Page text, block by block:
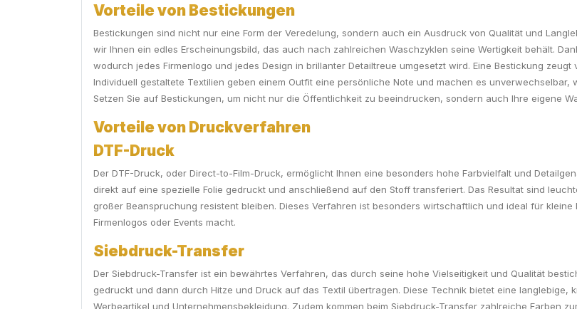
Vorteile von Bestickungen
Bestickungen sind nicht nur eine Form der Veredelung, sondern auch ein Ausdruck von Qualität und
wir Ihnen ein edles Erscheinungsbild, das auch nach zahlreichen Waschzyklen seine Wertigkeit behält.
wodurch jedes Firmenlogo und jedes Design in brillanter Detailtreue umgesetzt wird. Eine Bestickung
Individuell gestaltete Textilien geben einem Outfit eine persönliche Note und machen es
Setzen Sie auf Bestickungen, um nicht nur die Öffentlichkeit zu beeindrucken, sondern auch Ihre eigene
Vorteile von Druckverfahren
DTF-Druck
Der DTF-Druck, oder Direct-to-Film-Druck, ermöglicht Ihnen eine besonders hohe Farbvielfalt und
direkt auf eine spezielle Folie gedruckt und anschließend auf den Stoff transferiert. Das Resultat sind
großer Beanspruchung resistent bleiben. Dieses Verfahren ist besonders wirtschaftlich und ideal für
Firmenlogos oder Events macht.
Siebdruck-Transfer
Der Siebdruck-Transfer ist ein bewährtes Verfahren, das durch seine hohe Vielseitigkeit und Qualität
gedruckt und dann durch Hitze und Druck auf das Textil übertragen. Diese Technik bietet eine
Werbeartikel und Unternehmensbekleidung. Zudem kommen beim Siebdruck-Transfer zahlreiche Farben